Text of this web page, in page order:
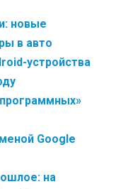
новые
в авто
устройства
Google
на